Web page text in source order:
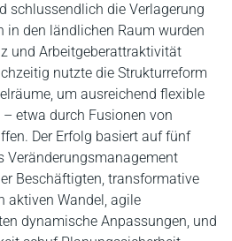
schlussendlich die Verlagerung
in den ländlichen Raum wurden
und Arbeitgeberattraktivität
nutzte die Strukturreform
um ausreichend flexible
etwa durch Fusionen von
Der Erfolg basiert auf fünf
Veränderungsmanagement
Beschäftigten, transformative
aktiven Wandel, agile
dynamische Anpassungen, und